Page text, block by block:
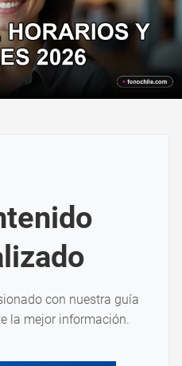
con nuestra guía
la mejor información.